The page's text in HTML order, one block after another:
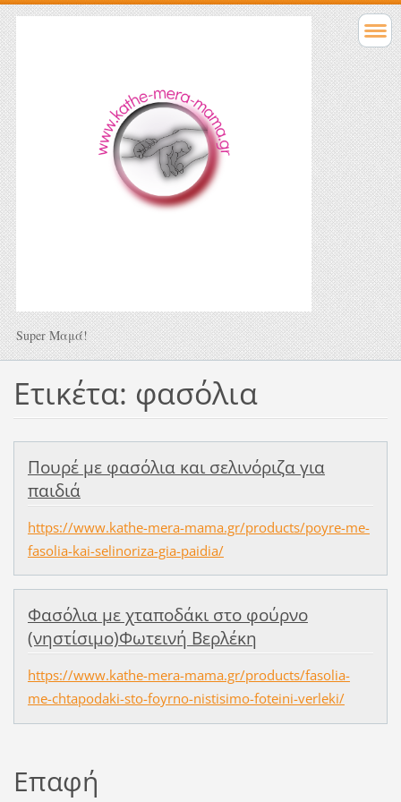
Super Μαμά!
Ετικέτα: φασόλια
Πουρέ με φασόλια και σελινόριζα για
παιδιά
https://www.kathe-mera-mama.gr/products/poyre-me-
fasolia-kai-selinoriza-gia-paidia/
Φασόλια με χταποδάκι στο φούρνο
(νηστίσιμο)Φωτεινή Βερλέκη
https://www.kathe-mera-mama.gr/products/fasolia-
me-chtapodaki-sto-foyrno-nistisimo-foteini-verleki/
Επαφή